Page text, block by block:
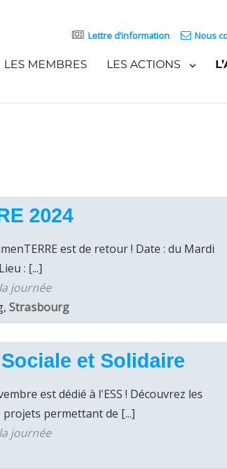
Lettre d’information Nous
LES MEMBRES LES ACTIONS
2024
est de retour ! Date : du Mardi
: [...]
journée
Strasbourg
et Solidaire
est dédié à l'ESS ! Découvrez les
permettant de [...]
journée